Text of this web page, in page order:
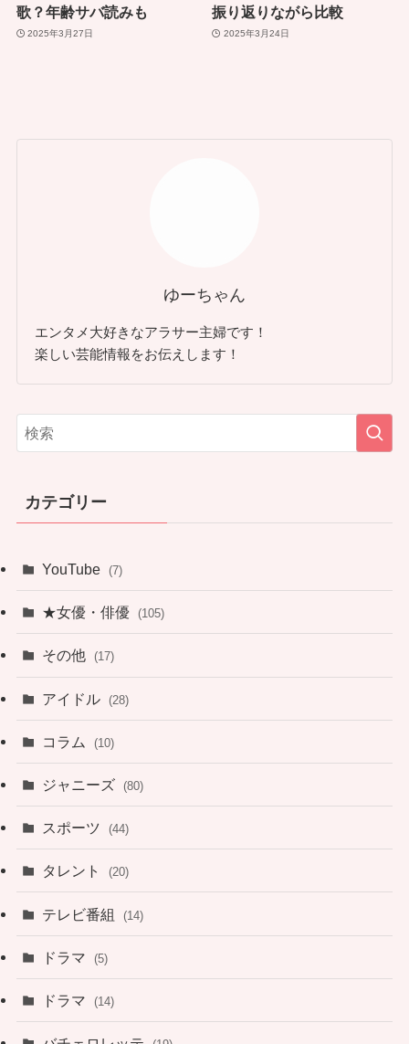
歌？年齢サバ読みも
2025年3月27日
振り返りながら比較
2025年3月24日
ゆーちゃん
エンタメ大好きなアラサー主婦です！
楽しい芸能情報をお伝えします！
カテゴリー
YouTube (7)
★女優・俳優 (105)
その他 (17)
アイドル (28)
コラム (10)
ジャニーズ (80)
スポーツ (44)
タレント (20)
テレビ番組 (14)
ドラマ (5)
ドラマ (14)